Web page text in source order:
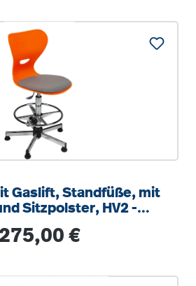
Gaslift, Standfüße, mit
Sitzpolster, HV2 -
Regulärer Preis:
275,00 €